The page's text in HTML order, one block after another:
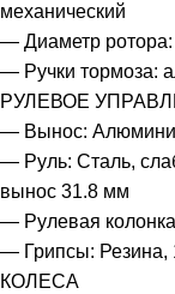
механический
— Диаметр
— Ручки тормоза:
РУЛЕВОЕ
— Вынос:
— Руль: Сталь,
вынос 31.8 мм
— Рулевая
— Грипсы: Резина,
КОЛЕСА